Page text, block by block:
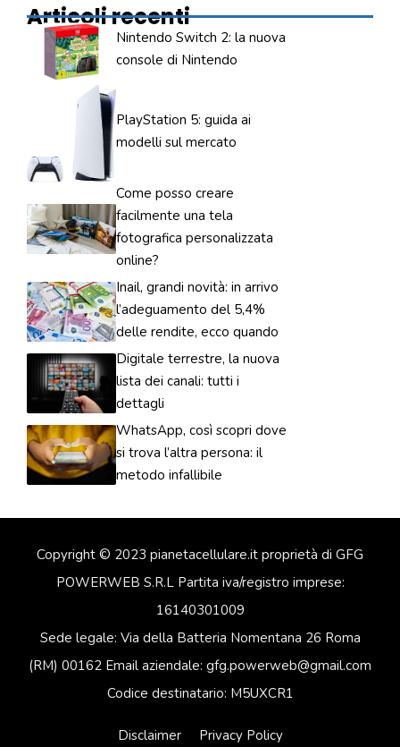
Articoli recenti
Nintendo Switch 2: la nuova
console di Nintendo
PlayStation 5: guida ai
modelli sul mercato
Come posso creare
facilmente una tela
fotografica personalizzata
online?
Inail, grandi novità: in arrivo
l’adeguamento del 5,4%
delle rendite, ecco quando
Digitale terrestre, la nuova
lista dei canali: tutti i
dettagli
WhatsApp, così scopri dove
si trova l’altra persona: il
metodo infallibile
Copyright © 2023 pianetacellulare.it proprietà di GFG
POWERWEB S.R.L Partita iva/registro imprese:
16140301009
Sede legale: Via della Batteria Nomentana 26 Roma
(RM) 00162 Email aziendale: gfg.powerweb@gmail.com
Codice destinatario: M5UXCR1
Disclaimer Privacy Policy